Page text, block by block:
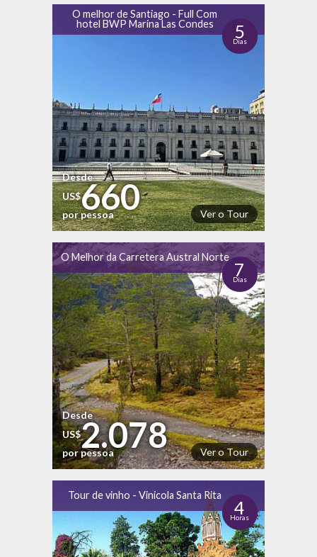
O melhor de Santiago - Full Com
hotel BWP Marina Las Condes
5
Dias
Ver o Tour
Desde
US$660
por pessoa
O Melhor da Carretera Austral Norte
7
Dias
Ver o Tour
Desde
US$2.078
por pessoa
Tour de vinho - Vinicola Santa Rita
4
Horas